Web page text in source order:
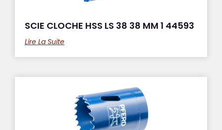
SCIE CLOCHE HSS LS 38 38 MM 1 44593
Lire La Suite